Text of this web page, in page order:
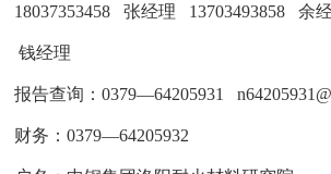
18037353458 张经理 13703493858 余
钱经理
报告查询：0379—64205931
财务：0379—64205932